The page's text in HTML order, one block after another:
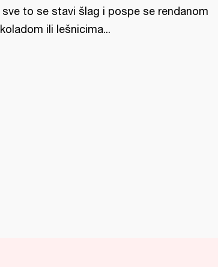
sve to se stavi šlag i pospe se rendanom
ili lešnicima...